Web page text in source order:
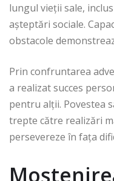
lungul vieții sale,
așteptări sociale.
obstacole
Prin confruntarea
a realizat succes
pentru alții. Povestea
trepte către realizări
persevereze în fața